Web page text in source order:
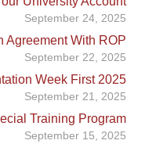
September 24, 2025
Agreement With ROP
September 22, 2025
Week First 2025
September 21, 2025
Training Program
September 15, 2025